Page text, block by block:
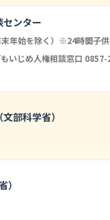
センター
年始を除く）※24時間子
いじめ人権相談窓口 0857-
部科学省）
）